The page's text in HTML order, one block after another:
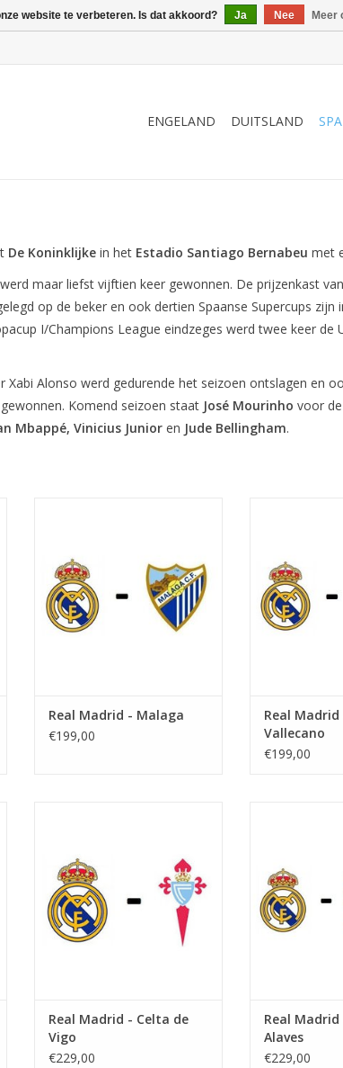
ENGELAND DUITSLAND
De Koninklijke in het Estadio Santiago Bernabeu met
maar liefst vijftien keer gewonnen. De prijzenkast
op de beker en ook dertien Spaanse Supercups
I/Champions League eindzeges werd twee keer de
Xabi Alonso werd gedurende het seizoen ontslagen en
Komend seizoen staat José Mourinho voor
Mbappé, Vinicius Junior en Jude Bellingham.
Stadion: Estadio Santiago
Bernabeu
Plaats: Madrid
TOEVOEGEN AAN WINKELWAGEN
Real Madrid - Malaga
€199,00
TOEVOEGEN
Real Madrid
Vallecano
€199,00
Plaats: Madrid
TOEVOEGEN AAN WINKELWAGEN
Real Madrid - Celta de
Vigo
€229,00
TOEVOEGEN
Real
Alaves
€229,00
website te verbeteren. Is dat akkoord? Ja Nee Meer